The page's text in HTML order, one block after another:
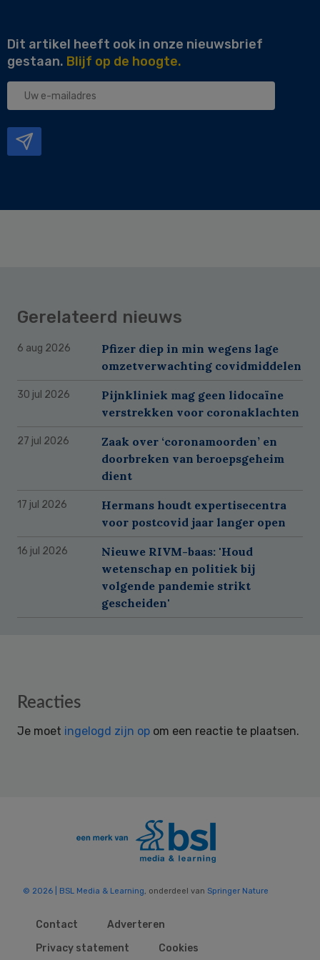
Dit artikel heeft ook in onze nieuwsbrief
gestaan. Blijf op de hoogte.
Uw
Gerelateerd nieuws
6 aug 2026
Pfizer diep in min wegens lage
omzetverwachting covidmiddelen
30 jul 2026
Pijnkliniek mag geen lidocaïne
verstrekken voor coronaklachten
27 jul 2026
Zaak over ‘coronamoorden’ en
doorbreken van beroepsgeheim
dient
17 jul 2026
Hermans houdt expertisecentra
voor postcovid jaar langer open
16 jul 2026
Nieuwe RIVM-baas: 'Houd
wetenschap en politiek bij
volgende pandemie strikt
gescheiden'
Reader
Reacties
Je moet ingelogd zijn op om een reactie te plaatsen.
© 2026 | BSL Media & Learning, onderdeel van Springer Nature
Contact
Adverteren
Privacy statement
Cookies